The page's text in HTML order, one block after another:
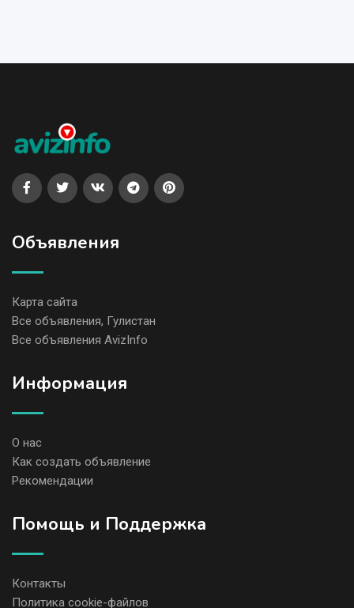
Объявления
Карта сайта
Все объявления, Гулистан
Все объявления AvizInfo
Информация
О нас
Как создать объявление
Рекомендации
Помощь и Поддержка
Контакты
Политика cookie-файлов